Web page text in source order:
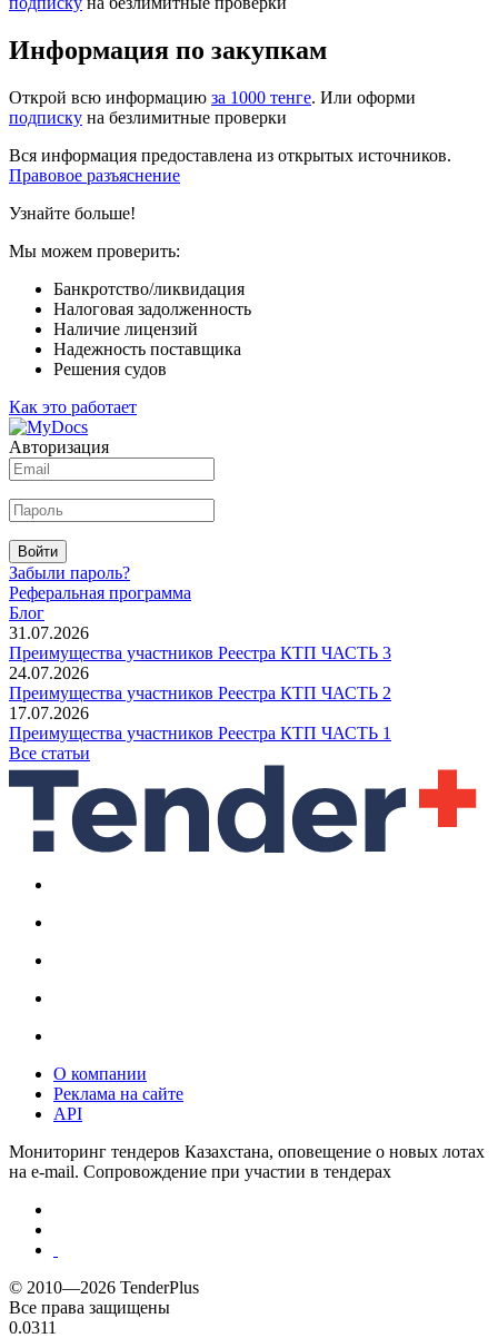
Информация по закупкам
Открой всю информацию за 1000 тенге. Или оформи
подписку на безлимитные проверки
Вся информация предоставлена из открытых источников.
Правовое разъяснение
Узнайте больше!
Мы можем проверить:
Банкротство/ликвидация
Налоговая задолженность
Наличие лицензий
Надежность поставщика
Решения судов
Как это работает
Авторизация
Войти
Забыли пароль?
Реферальная программа
Блог
31.07.2026
Преимущества участников Реестра КТП ЧАСТЬ 3
24.07.2026
Преимущества участников Реестра КТП ЧАСТЬ 2
17.07.2026
Преимущества участников Реестра КТП ЧАСТЬ 1
Все статьи
О компании
Реклама на сайте
API
Мониторинг тендеров Казахстана, оповещение о новых лотах
на e-mail. Сопровождение при участии в тендерах
© 2010—2026 TenderPlus
Все права защищены
0.0311